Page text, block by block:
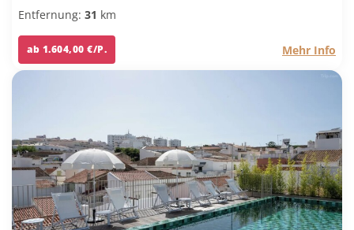
Entfernung: 31 km
ab 1.604,00 €/P. Mehr Info